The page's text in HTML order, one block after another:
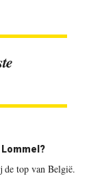
top van België.